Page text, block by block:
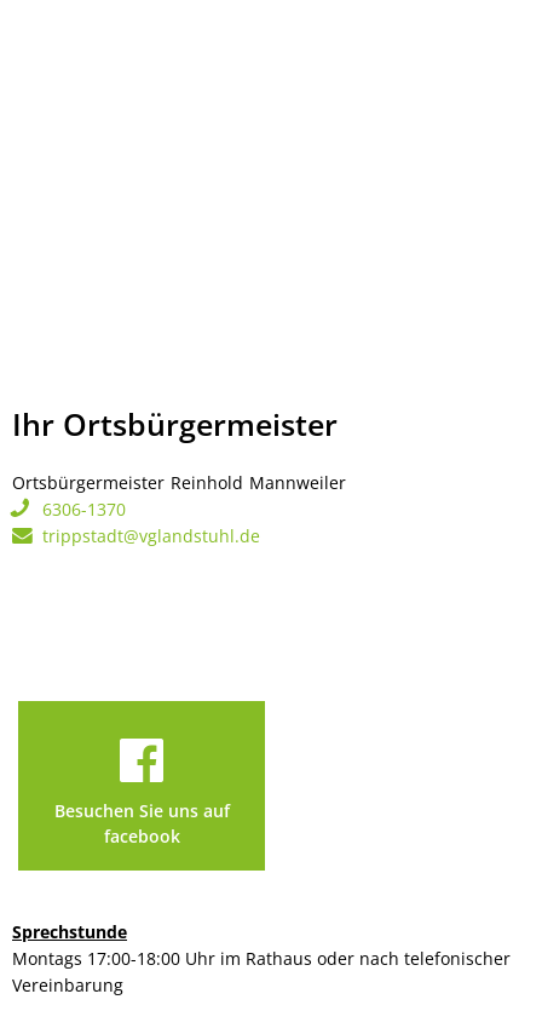
Ihr Ortsbürgermeister
Ortsbürgermeister Reinhold Mannweiler
6306-1370
trippstadt@vglandstuhl.de
Besuchen Sie uns auf
facebook
Sprechstunde
Montags 17:00-18:00 Uhr im Rathaus oder nach telefonischer
Vereinbarung